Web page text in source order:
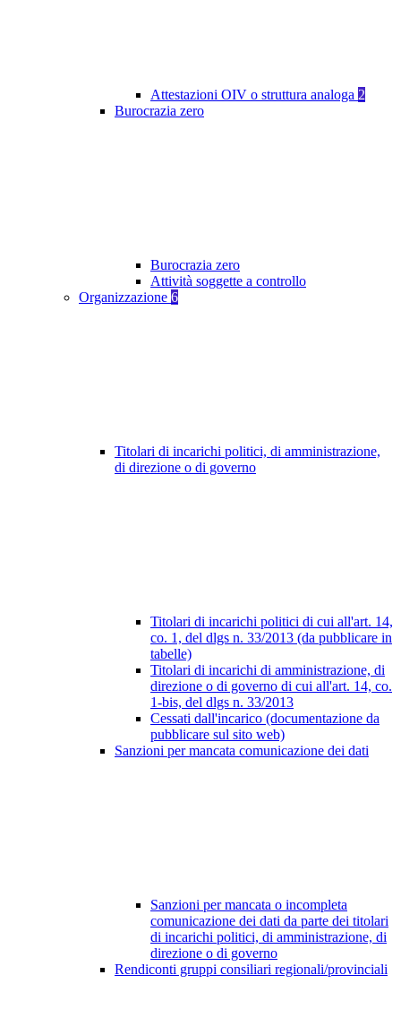
Attestazioni OIV o struttura analoga 2
Burocrazia zero
Burocrazia zero
Attività soggette a controllo
Organizzazione 6
Titolari di incarichi politici, di amministrazione,
di direzione o di governo
Titolari di incarichi politici di cui all'art. 14,
co. 1, del dlgs n. 33/2013 (da pubblicare in
tabelle)
Titolari di incarichi di amministrazione, di
direzione o di governo di cui all'art. 14, co.
1-bis, del dlgs n. 33/2013
Cessati dall'incarico (documentazione da
pubblicare sul sito web)
Sanzioni per mancata comunicazione dei dati
Sanzioni per mancata o incompleta
comunicazione dei dati da parte dei titolari
di incarichi politici, di amministrazione, di
direzione o di governo
Rendiconti gruppi consiliari regionali/provinciali